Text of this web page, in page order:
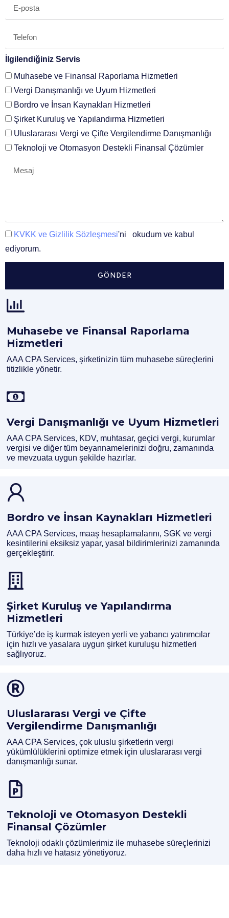
İlgilendiğiniz Servis
Muhasebe ve Finansal Raporlama Hizmetleri
Vergi Danışmanlığı ve Uyum Hizmetleri
Bordro ve İnsan Kaynakları Hizmetleri
Şirket Kuruluş ve Yapılandırma Hizmetleri
Uluslararası Vergi ve Çifte Vergilendirme Danışmanlığı
Teknoloji ve Otomasyon Destekli Finansal Çözümler
KVKK ve Gizlilik Sözleşmesi'ni okudum ve kabul
ediyorum.
GÖNDER
Muhasebe ve Finansal Raporlama
Hizmetleri
AAA CPA Services, şirketinizin tüm muhasebe süreçlerini
titizlikle yönetir.
Vergi Danışmanlığı ve Uyum Hizmetleri
AAA CPA Services, KDV, muhtasar, geçici vergi, kurumlar
vergisi ve diğer tüm beyannamelerinizi doğru, zamanında
ve mevzuata uygun şekilde hazırlar.
Bordro ve İnsan Kaynakları Hizmetleri
AAA CPA Services, maaş hesaplamalarını, SGK ve vergi
kesintilerini eksiksiz yapar, yasal bildirimlerinizi zamanında
gerçekleştirir.
Şirket Kuruluş ve Yapılandırma
Hizmetleri
Türkiye’de iş kurmak isteyen yerli ve yabancı yatırımcılar
için hızlı ve yasalara uygun şirket kuruluşu hizmetleri
sağlıyoruz.
Uluslararası Vergi ve Çifte
Vergilendirme Danışmanlığı
AAA CPA Services, çok uluslu şirketlerin vergi
yükümlülüklerini optimize etmek için uluslararası vergi
danışmanlığı sunar.
Teknoloji ve Otomasyon Destekli
Finansal Çözümler
Teknoloji odaklı çözümlerimiz ile muhasebe süreçlerinizi
daha hızlı ve hatasız yönetiyoruz.